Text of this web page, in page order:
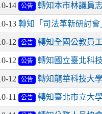
14 公告 轉知本市林議員
13轉知「司法革新研討會
12 公告 轉知全國公教員
12 公告 轉知國立臺北科
12 公告 轉知龍華科技大
11 公告 轉知臺北市立大